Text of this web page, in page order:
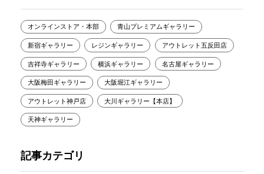
オンラインストア・本部 青山プレミアムギャラリー
新宿ギャラリー レジンギャラリー アウトレット五反田店
吉祥寺ギャラリー 横浜ギャラリー 名古屋ギャラリー
大阪梅田ギャラリー 大阪堀江ギャラリー
アウトレット神戸店 大川ギャラリー【本店】
天神ギャラリー
記事カテゴリ